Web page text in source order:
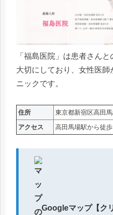
「福島医院」は患者さん
大切にしており、女性医師
ニックです。
住所
東京都新宿区高田
アクセス
高田馬場駅から徒
Googleマップ【ク